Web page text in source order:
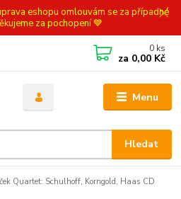
eshopu omlouvám se za případné
za pochopení 💙
Menu
Hledat
0 ks
za 0,00 Kč
Quartet: Schulhoff, Korngold, Haas CD